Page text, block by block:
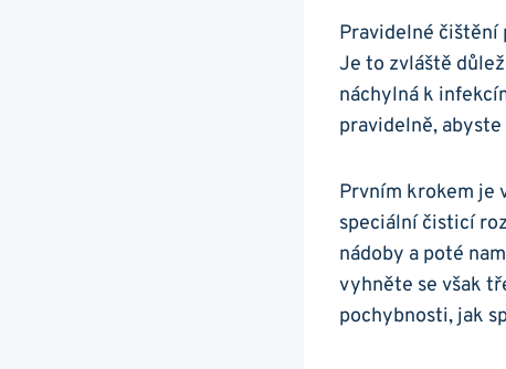
Pravidelné čištění
Je to zvláště
náchylná k
pravidelně,
Prvním krokem je
speciální čisticí
nádoby a poté
vyhněte se však
pochybnosti, jak